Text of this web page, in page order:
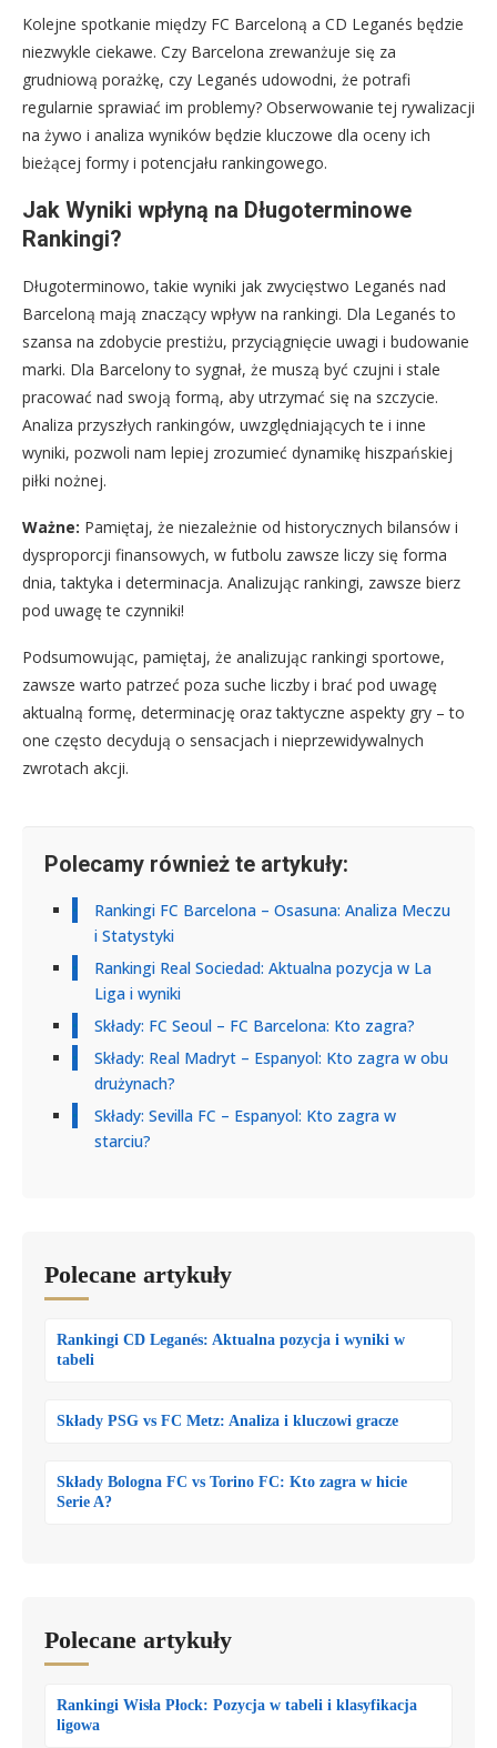
Kolejne spotkanie między FC Barceloną a CD Leganés będzie
niezwykle ciekawe. Czy Barcelona zrewanżuje się za
grudniową porażkę, czy Leganés udowodni, że potrafi
regularnie sprawiać im problemy? Obserwowanie tej rywalizacji
na żywo i analiza wyników będzie kluczowe dla oceny ich
bieżącej formy i potencjału rankingowego.
Jak Wyniki wpłyną na Długoterminowe
Rankingi?
Długoterminowo, takie wyniki jak zwycięstwo Leganés nad
Barceloną mają znaczący wpływ na rankingi. Dla Leganés to
szansa na zdobycie prestiżu, przyciągnięcie uwagi i budowanie
marki. Dla Barcelony to sygnał, że muszą być czujni i stale
pracować nad swoją formą, aby utrzymać się na szczycie.
Analiza przyszłych rankingów, uwzględniających te i inne
wyniki, pozwoli nam lepiej zrozumieć dynamikę hiszpańskiej
piłki nożnej.
Ważne: Pamiętaj, że niezależnie od historycznych bilansów i
dysproporcji finansowych, w futbolu zawsze liczy się forma
dnia, taktyka i determinacja. Analizując rankingi, zawsze bierz
pod uwagę te czynniki!
Podsumowując, pamiętaj, że analizując rankingi sportowe,
zawsze warto patrzeć poza suche liczby i brać pod uwagę
aktualną formę, determinację oraz taktyczne aspekty gry – to
one często decydują o sensacjach i nieprzewidywalnych
zwrotach akcji.
Polecamy również te artykuły:
Rankingi FC Barcelona – Osasuna: Analiza Meczu
i Statystyki
Rankingi Real Sociedad: Aktualna pozycja w La
Liga i wyniki
Składy: FC Seoul – FC Barcelona: Kto zagra?
Składy: Real Madryt – Espanyol: Kto zagra w obu
drużynach?
Składy: Sevilla FC – Espanyol: Kto zagra w
starciu?
Polecane artykuły
Rankingi CD Leganés: Aktualna pozycja i wyniki w
tabeli
Składy PSG vs FC Metz: Analiza i kluczowi gracze
Składy Bologna FC vs Torino FC: Kto zagra w hicie
Serie A?
Polecane artykuły
Rankingi Wisła Płock: Pozycja w tabeli i klasyfikacja
ligowa